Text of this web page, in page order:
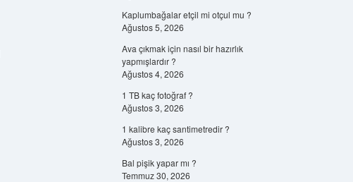
Kaplumbağalar etçil mi otçul mu ?
Ağustos 5, 2026
Ava çıkmak için nasıl bir hazırlık
yapmışlardır ?
Ağustos 4, 2026
1 TB kaç fotoğraf ?
Ağustos 3, 2026
1 kalibre kaç santimetredir ?
Ağustos 3, 2026
Bal pişik yapar mı ?
Temmuz 30, 2026